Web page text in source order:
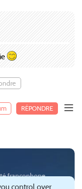
RÉPONDRE
francophone
notamment
control over